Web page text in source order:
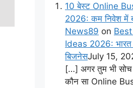
10 बेस्ट Online
2026: कम निवेश में
News89 on
Ideas 2026:
बिजनेसJuly 15,
[…] अगर तुम भी
कौन सा Online